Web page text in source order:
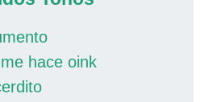
hace oink